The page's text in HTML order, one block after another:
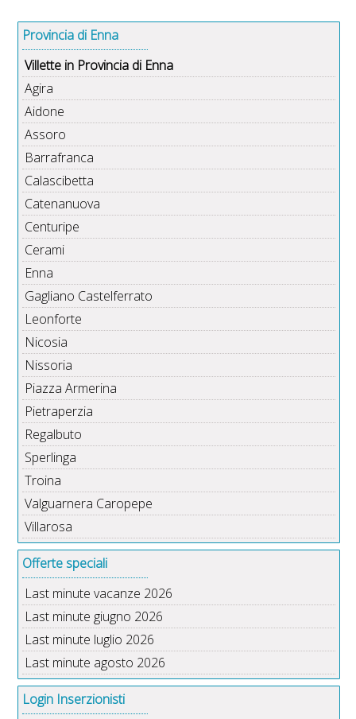
Provincia di Enna
Villette in Provincia di Enna
Agira
Aidone
Assoro
Barrafranca
Calascibetta
Catenanuova
Centuripe
Cerami
Enna
Gagliano Castelferrato
Leonforte
Nicosia
Nissoria
Piazza Armerina
Pietraperzia
Regalbuto
Sperlinga
Troina
Valguarnera Caropepe
Villarosa
Offerte speciali
Last minute vacanze 2026
Last minute giugno 2026
Last minute luglio 2026
Last minute agosto 2026
Login Inserzionisti